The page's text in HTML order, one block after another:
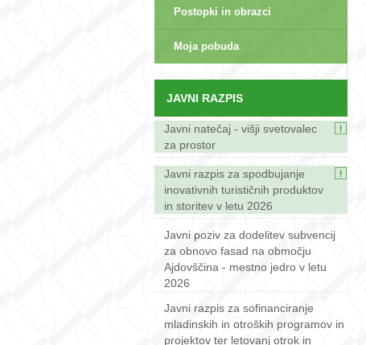
Postopki in obrazci
Moja pobuda
JAVNI RAZPIS
Javni natečaj - višji svetovalec
za prostor
Javni razpis za spodbujanje
inovativnih turističnih produktov
in storitev v letu 2026
Javni poziv za dodelitev subvencij
za obnovo fasad na območju
Ajdovščina - mestno jedro v letu
2026
Javni razpis za sofinanciranje
mladinskih in otroških programov in
projektov ter letovanj otrok in